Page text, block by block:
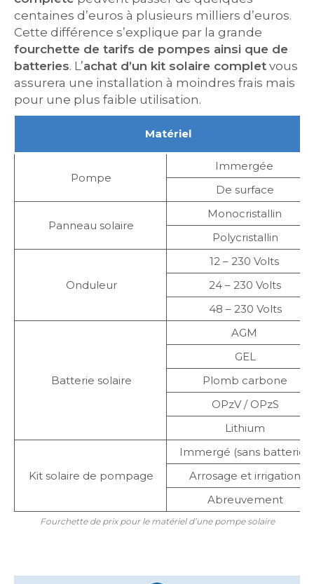
centaines d’euros à plusieurs milliers d’euros.
Cette différence s’explique par la grande
fourchette de tarifs de pompes ainsi que de
batteries. L’achat d’un kit solaire complet vous
assurera une installation à moindres frais mais
pour une plus faible utilisation.
Matériel
Pompe
Immergée
De surface
Panneau solaire
Monocristallin
Polycristallin
Onduleur
12 – 230 Volts
24 – 230 Volts
48 – 230 Volts
Batterie solaire
AGM
GEL
Plomb carbone
OPzV / OPzS
Lithium
Kit solaire de pompage
Immergé (sans batterie)
Arrosage et irrigation
Abreuvement
Fourchette de prix pour le matériel d’une pompe solaire